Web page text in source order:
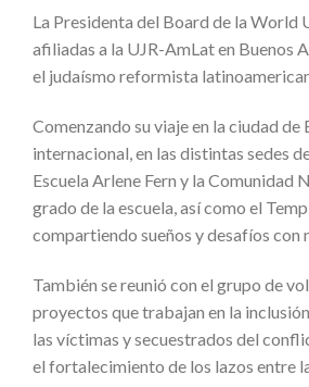
La Presidenta del Board de la World
afiliadas a la UJR-AmLat en Buenos
el judaísmo reformista
Comenzando su viaje en la ciudad
internacional, en las distintas sedes
Escuela Arlene Fern y la Comunidad
grado de la escuela, así como el
compartiendo sueños y desafíos con
También se reunió con el grupo de
proyectos que trabajan en la
las víctimas y secuestrados del
el fortalecimiento de los lazos entre